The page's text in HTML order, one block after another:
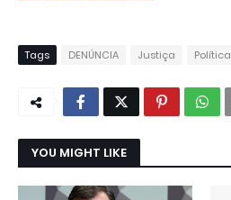
Tags DENÚNCIA Justiça Política
YOU MIGHT LIKE